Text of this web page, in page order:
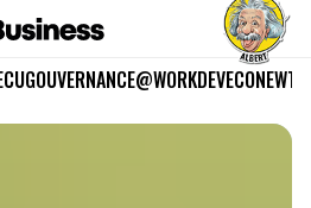
GOUVERNANCE@WORKDEVECO